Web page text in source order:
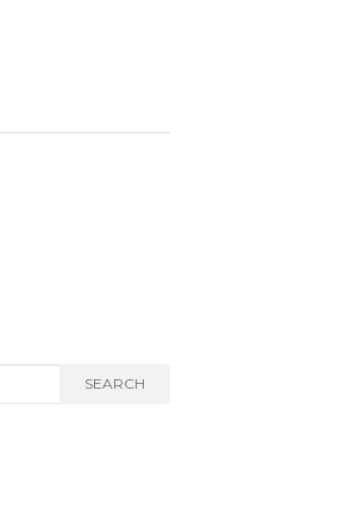
SEARCH